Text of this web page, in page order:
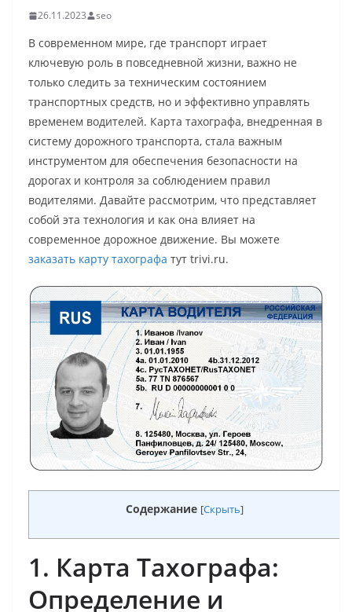
26.11.2023 seo
В современном мире, где транспорт играет
ключевую роль в повседневной жизни, важно не
только следить за техническим состоянием
транспортных средств, но и эффективно управлять
временем водителей. Карта тахографа, внедренная в
систему дорожного транспорта, стала важным
инструментом для обеспечения безопасности на
дорогах и контроля за соблюдением правил
водителями. Давайте рассмотрим, что представляет
собой эта технология и как она влияет на
современное дорожное движение. Вы можете
заказать карту тахографа тут trivi.ru.
Содержание [Скрыть]
1. Карта Тахографа:
Определение и